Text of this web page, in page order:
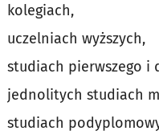
kolegiach,
uczelniach wyższych,
studiach pierwszego i
jednolitych studiach
studiach